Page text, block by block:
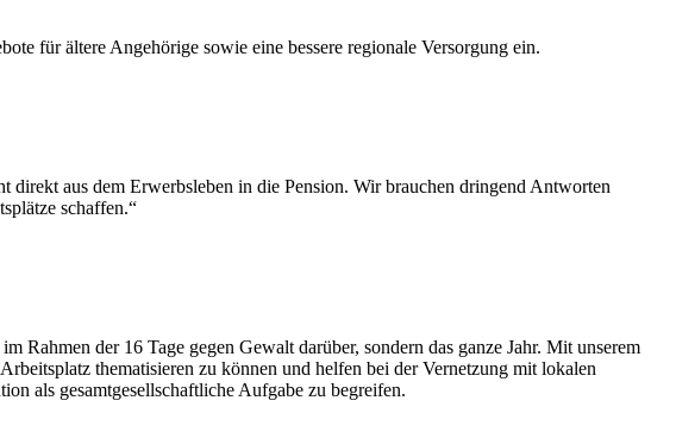
für ältere Angehörige sowie eine bessere regionale Versorgung ein.
direkt aus dem Erwerbsleben in die Pension. Wir brauchen dringend Antworten
schaffen.“
der 16 Tage gegen Gewalt darüber, sondern das ganze Jahr. Mit unserem
thematisieren zu können und helfen bei der Vernetzung mit lokalen
als gesamtgesellschaftliche Aufgabe zu begreifen.